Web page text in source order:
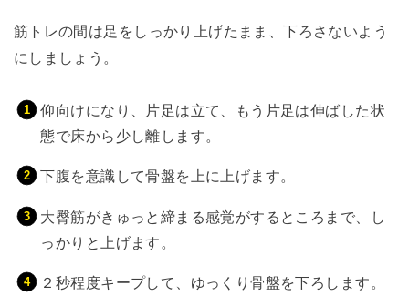
筋トレの間は足をしっかり上げたまま、下ろさないよう
にしましょう。
仰向けになり、片足は立て、もう片足は伸ばした状
態で床から少し離します。
下腹を意識して骨盤を上に上げます。
大臀筋がきゅっと締まる感覚がするところまで、し
っかりと上げます。
２秒程度キープして、ゆっくり骨盤を下ろします。